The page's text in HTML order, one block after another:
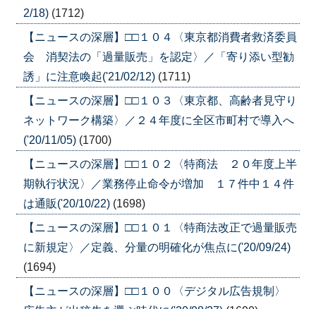
2/18) (1712)
【ニュースの深層】□□１０４〈東京都消費者救済委員
会 消契法の「過量販売」を認定〉／「寄り添い型勧
誘」に注意喚起('21/02/12) (1711)
【ニュースの深層】□□１０３〈東京都、高齢者見守り
ネットワーク構築〉／２４年度に全区市町村で導入へ
('20/11/05) (1700)
【ニュースの深層】□□１０２〈特商法 ２０年度上半
期執行状況〉／業務停止命令が増加 １７件中１４件
は通販('20/10/22) (1698)
【ニュースの深層】□□１０１〈特商法改正で過量販売
に新規定〉／定義、分量の明確化が焦点に('20/09/24)
(1694)
【ニュースの深層】□□１００〈デジタル広告規制〉